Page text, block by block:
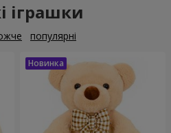
іграшки
популярні